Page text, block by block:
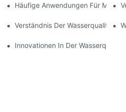
Häufige Anwendungen Für
Verständnis Der
Innovationen In Der